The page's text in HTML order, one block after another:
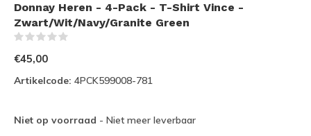
Donnay Heren - 4-Pack - T-Shirt Vince -
Zwart/Wit/Navy/Granite Green
€45,00
Artikelcode: 4PCK599008-781
Niet op voorraad - Niet meer leverbaar